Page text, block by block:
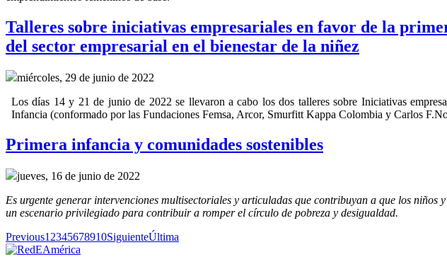
Talleres sobre iniciativas empresariales en favor de la
del sector empresarial en el bienestar de la niñez
miércoles, 29 de junio de 2022
Los días 14 y 21 de junio de 2022 se llevaron a cabo los dos talleres sobre Iniciativas
Infancia (conformado por las Fundaciones Femsa, Arcor, Smurfitt Kappa Colombia y Carlos
Primera infancia y comunidades sostenibles
jueves, 16 de junio de 2022
Es urgente generar intervenciones multisectoriales y articuladas que contribuyan a que los
un escenario privilegiado para contribuir a romper el círculo de pobreza y desigualdad.
Previous1 2345678910SiguienteÚltima